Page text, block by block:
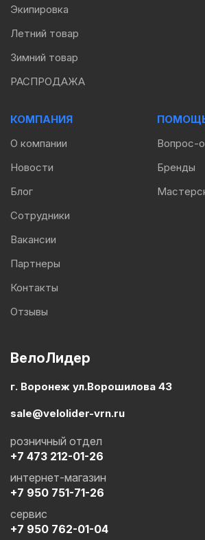
ВелоЛидер
г. Воронеж ул.Ворошилова 43
sale@velolider-vrn.ru
+7 473 212-01-26
розничный отдел
+7 950 751-71-26
интернет-магазин
+7 950 762-01-04
сервис
Экипировка
Летний товар
Зимний товар
РАСПРОДАЖА
КОМПАНИЯ
О компании
Новости
Блог
Сотрудники
Вакансии
Партнеры
Контакты
Отзывы
Вопрос-
Бренды